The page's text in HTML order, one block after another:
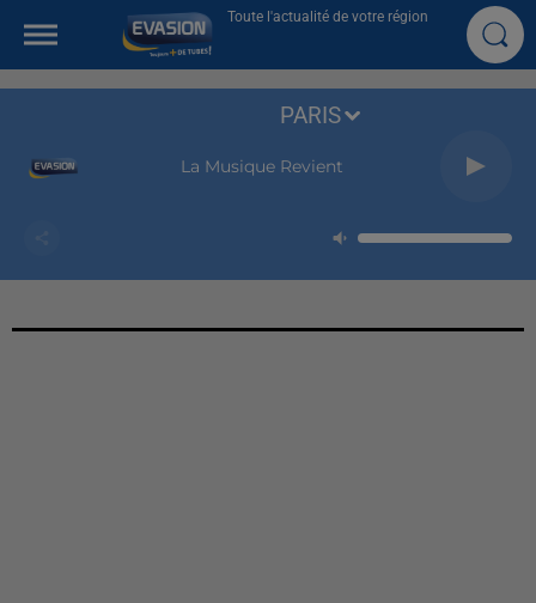
Toute l'actualité de votre région
La Musique Revient
PARIS